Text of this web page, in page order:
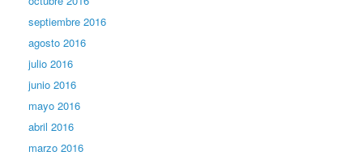
septiembre 2016
agosto 2016
julio 2016
junio 2016
mayo 2016
abril 2016
marzo 2016